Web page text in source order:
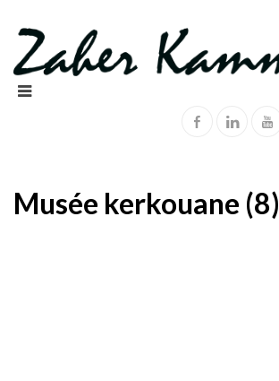
Musée kerkouane (8)